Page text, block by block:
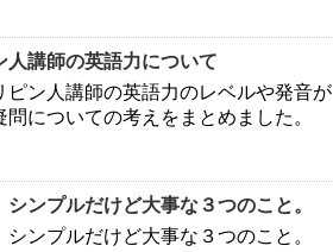
人講師の英語力について
ン人講師の英語力のレベルや発音が
についての考えをまとめました。
ンプルだけど大事な３つのこと。
ンプルだけど大事な３つのこと。